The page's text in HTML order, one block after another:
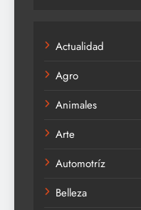
Actualidad
Agro
Animales
Arte
Automotríz
Belleza